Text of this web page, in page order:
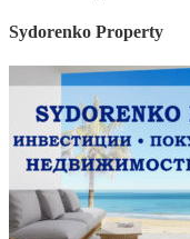
Sydorenko Property